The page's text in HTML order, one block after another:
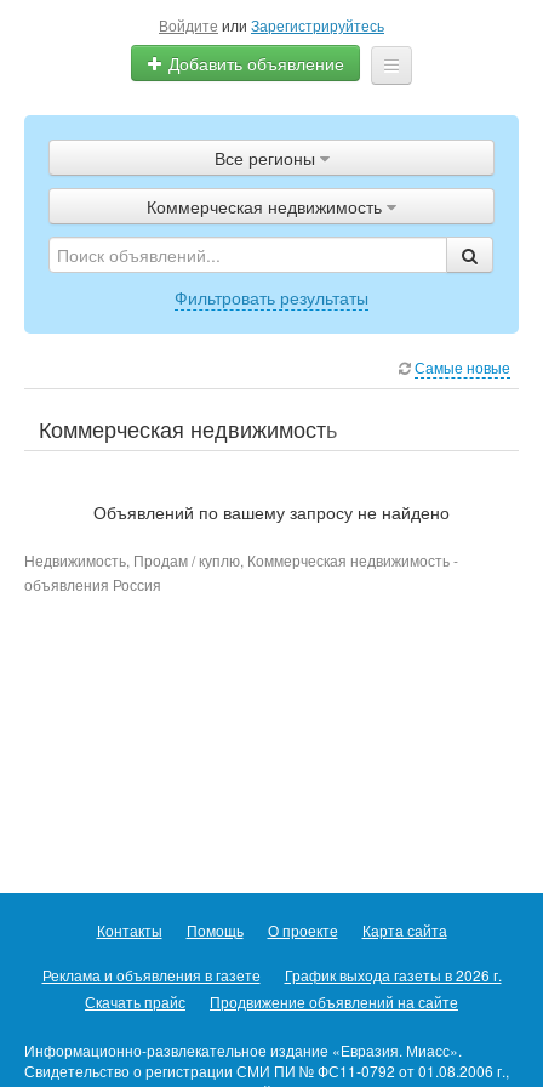
Войдите или Зарегистрируйтесь
Добавить объявление
Объявления
Полистать газету
ТВ-программа
Все регионы
Коммерческая недвижимость
Фильтровать результаты
Самые новые
Коммерческая недвижимость
Объявлений по вашему запросу не найдено
Недвижимость, Продам / куплю, Коммерческая недвижимость -
объявления Россия
Контакты Помощь О проекте Карта сайта
Реклама и объявления в газете
График выхода газеты в 2026 г.
Скачать прайс
Продвижение объявлений на сайте
Информационно-развлекательное издание «Евразия. Миасс».
Свидетельство о регистрации СМИ ПИ № ФС11-0792 от 01.08.2006 г.,